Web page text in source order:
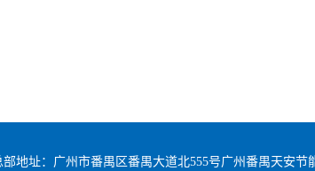
部地址：广州市番禺区番禺大道北555号广州番禺天安节